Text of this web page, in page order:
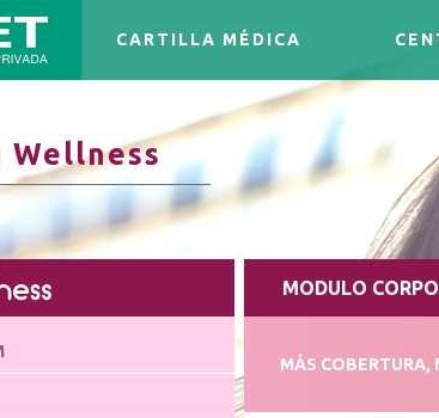
CARTILLA MÉDICA
Wellness
MODULO
MÁS COBERTURA,